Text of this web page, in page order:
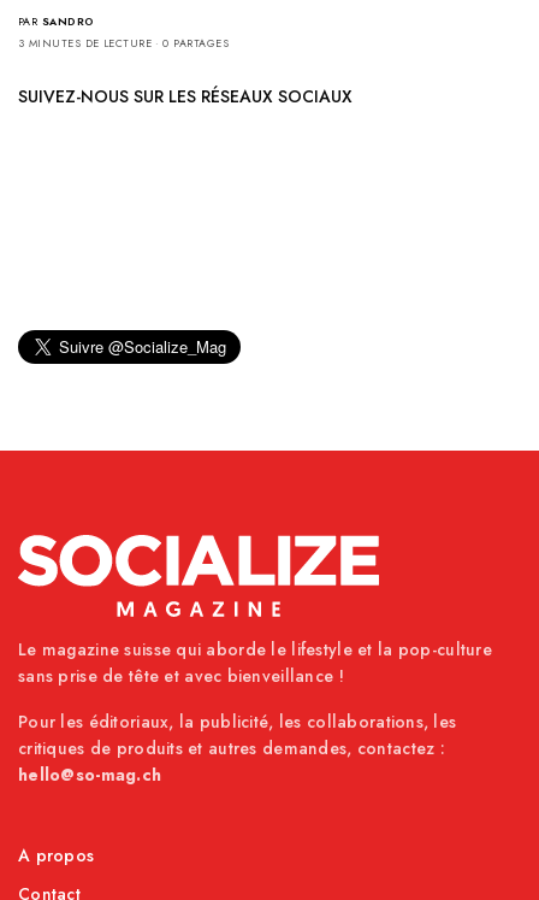
PAR SANDRO
3 MINUTES DE LECTURE
0 PARTAGES
SUIVEZ-NOUS SUR LES RÉSEAUX SOCIAUX
Le magazine suisse qui aborde le lifestyle et la pop-culture
sans prise de tête et avec bienveillance !
Pour les éditoriaux, la publicité, les collaborations, les
critiques de produits et autres demandes, contactez :
hello@so-mag.ch
A propos
Contact